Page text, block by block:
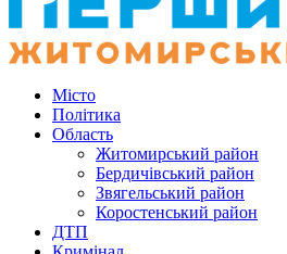
Місто
Політика
Область
Житомирський район
Бердичівський район
Звягельський район
Коростенський район
ДТП